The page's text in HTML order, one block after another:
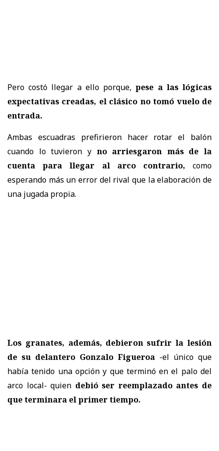
Pero costó llegar a ello porque,pese a las lógicas
expectativas creadas, el clásico no tomó vuelo de
entrada.
Ambas escuadras prefirieron hacer rotar el balón
cuando lo tuvieron y no arriesgaron más de la
cuenta para llegar al arco contrario, como
esperando más un error del rival que la elaboración de
una jugada propia.
Los granates, además, debieron sufrir la lesión
de su delantero Gonzalo Figueroa -el único que
había tenido una opción y que terminó en el palo del
arco local- quien debió ser reemplazado antes de
que terminara el primer tiempo.